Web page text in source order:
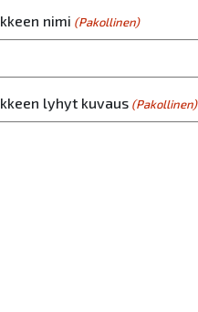
nimi (Pakollinen)
lyhyt kuvaus (Pakollinen)